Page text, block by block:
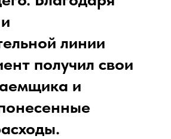
линии
получил свои
и